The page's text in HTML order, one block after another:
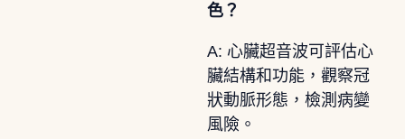
色？
A: 心臟超音波可評估心
臟結構和功能，觀察冠
狀動脈形態，檢測病變
風險。